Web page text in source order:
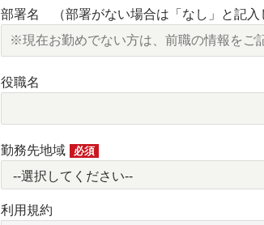
部署名 （部署がない場合は「なし」と記入
役職名
勤務先地域 必須
利用規約